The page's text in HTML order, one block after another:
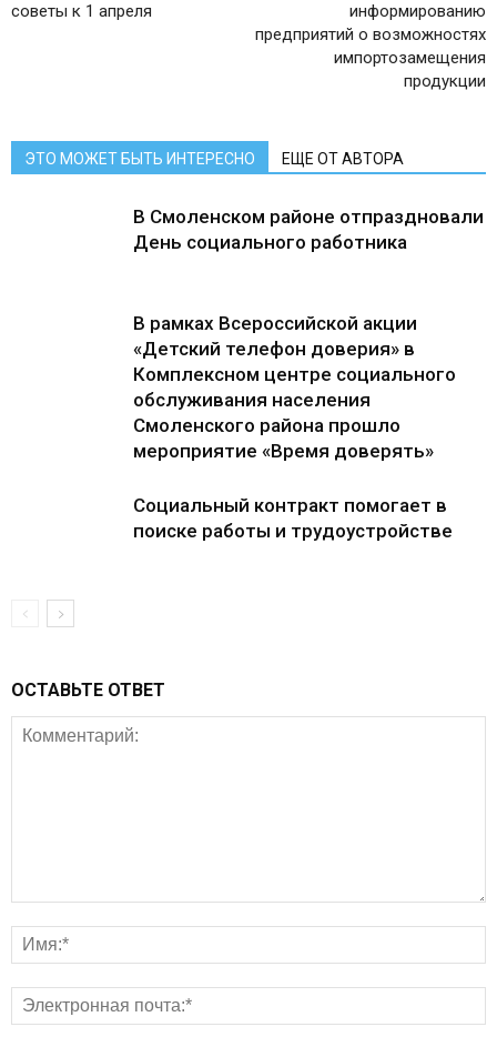
советы к 1 апреля
информированию
предприятий о возможностях
импортозамещения
продукции
ЭТО МОЖЕТ БЫТЬ ИНТЕРЕСНО ЕЩЕ ОТ АВТОРА
В Смоленском районе отпраздновали
День социального работника
В рамках Всероссийской акции
«Детский телефон доверия» в
Комплексном центре социального
обслуживания населения
Смоленского района прошло
мероприятие «Время доверять»
Социальный контракт помогает в
поиске работы и трудоустройстве
ОСТАВЬТЕ ОТВЕТ